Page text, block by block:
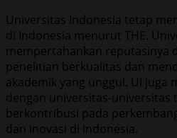
Universitas Indonesia tetap
di Indonesia menurut THE.
mempertahankan reputasinya
penelitian berkualitas dan
akademik yang unggul. UI juga
dengan universitas-universitas
berkontribusi pada
dan inovasi di Indonesia.